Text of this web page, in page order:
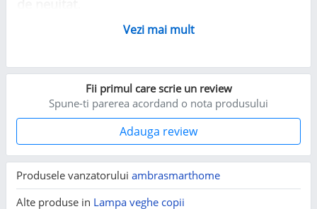
Proiectie HD:Lentile de inalta calitate
pentru claritate exceptionala a proiectiilor
stelare si planetare.
Ajutor pentru Somn:12 sunete albe
diferite si un temporizator programabil
(15, 30 sau 60 de minute) pentru un somn
linistit.
Player de Muzica:Bluetooth 5.0 si difuzor
integrat de 5W pentru o experienta
auditiva completa.
Vezi mai mult
Fii primul care scrie un review
Spune-ti parerea acordand o nota produsului
Adauga review
Produsele vanzatorului ambrasmarthome
Alte produse in Lampa veghe copii